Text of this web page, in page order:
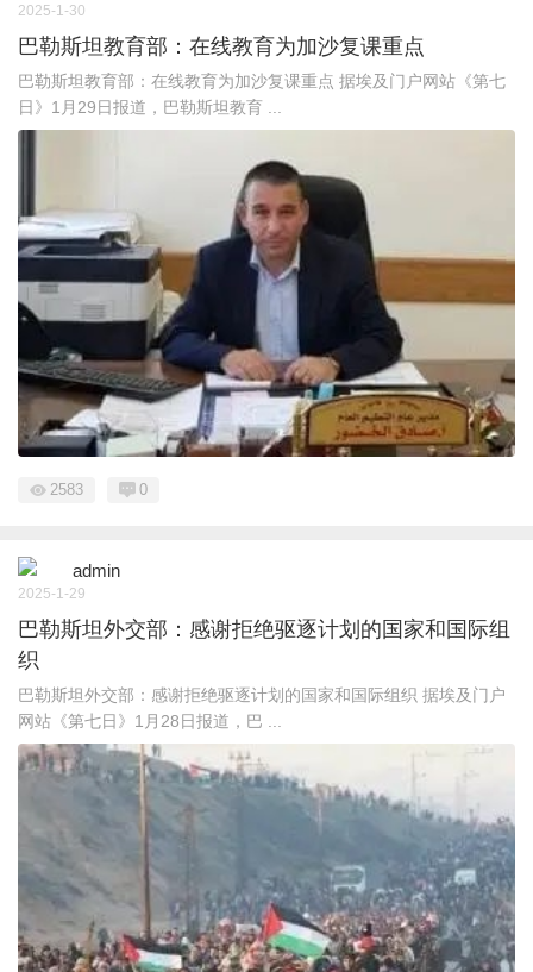
2025-1-30
巴勒斯坦教育部：在线教育为加沙复课重点
巴勒斯坦教育部：在线教育为加沙复课重点 据埃及门户网站《第七
日》1月29日报道，巴勒斯坦教育 ...
2583 0
admin
2025-1-29
巴勒斯坦外交部：感谢拒绝驱逐计划的国家和国际组
织
巴勒斯坦外交部：感谢拒绝驱逐计划的国家和国际组织 据埃及门户
网站《第七日》1月28日报道，巴 ...